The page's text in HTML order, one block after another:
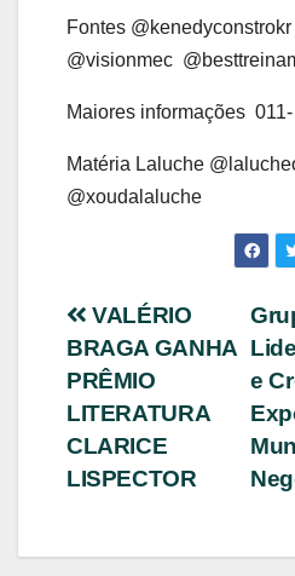
Fontes
@visionmec
Maiores informações
Matéria Laluche
@xoudalaluche
Navegação
de
Post
e
VALÉRIO
BRAGA GANHA
PRÊMIO
LITERATURA
CLARICE
LISPECTOR